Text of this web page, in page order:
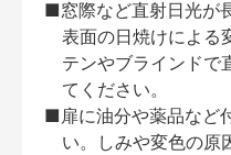
■窓際など直射日光が
表面の日焼けによる
テンやブラインドで
てください。
■扉に油分や薬品など
い。しみや変色の原